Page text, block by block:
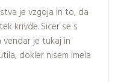
je vzgoja in to, da
krivde. Sicer se s
je tukaj in
dokler nisem imela